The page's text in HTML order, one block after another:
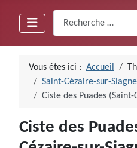
Vous êtes ici : Accueil
Saint-Cézaire-sur-Siagne
Ciste des Puades
Ciste des